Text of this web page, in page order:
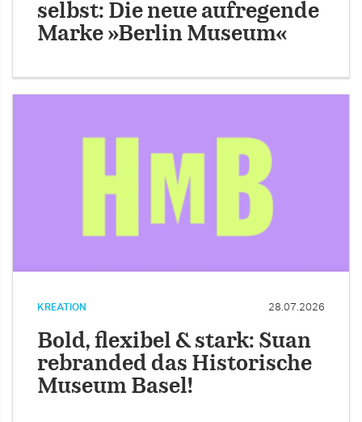
selbst: Die neue aufregende
Marke »Berlin Museum«
KREATION 28.07.2026
Bold, flexibel & stark: Suan
rebranded das Historische
Museum Basel!